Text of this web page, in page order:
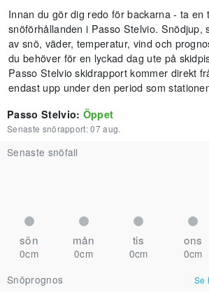
Innan du gör dig redo för backarna - ta en
snöförhållanden i Passo Stelvio. Snödjup,
av snö, väder, temperatur, vind och
du behöver för en lyckad dag ute på
Passo Stelvio skidrapport kommer direkt
endast upp under den period som
Passo Stelvio: Öppet
Senaste snörapport: 07 aug.
Senaste snöfall
sön mån tis ons
0cm 0cm 0cm 0cm
Snöprognos
Se